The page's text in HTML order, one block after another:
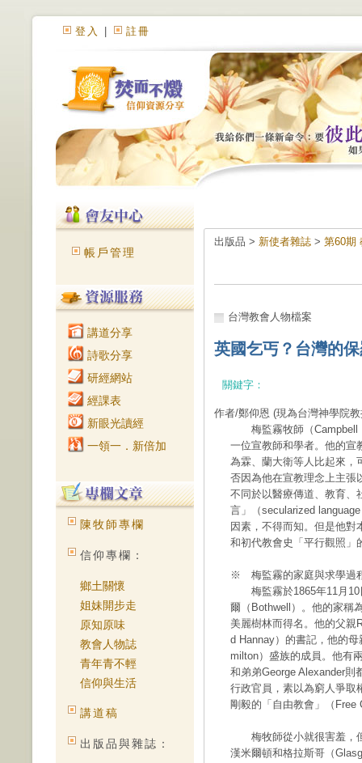
登入 註冊
帳戶管理
講道分享
詩歌分享
研經網站
經課表
新眼光讀經
一領一．新倍加
陳牧師專欄
信仰專欄：
鄉土關懷
姐妹開步走
原知原味
教會人物誌
青年青不輕
信仰與生活
講道稿
出版品與雜誌：
出版品 > 新使者雜誌 > 第60期
台灣教會人物檔案
英國乞丐？台灣的
關鍵字：
作者/鄭仰恩 (現為台灣神學院
梅監霧牧師（Campbell
一位宣教師和學者。他的宣
為霖、蘭大衛等人比起來，
否因為他在宣教理念上主張
不同於以醫療傳道、教育
言」（secularized
因素，不得而知。但是他
和初代教會史「平行觀照」
※ 梅監霧的家庭與求學過
梅監霧於1865年11月10
爾（Bothwell）。他的家稱
美麗樹林而得名。他的父親
d Hannay）的書記，他的
milton）盛族的成員。他有
和弟弟George Alexander則
行政官員，素以為窮人爭取
剛毅的「自由教會」（Free
梅牧師從小就很害羞，但
漢米爾頓和格拉斯哥（